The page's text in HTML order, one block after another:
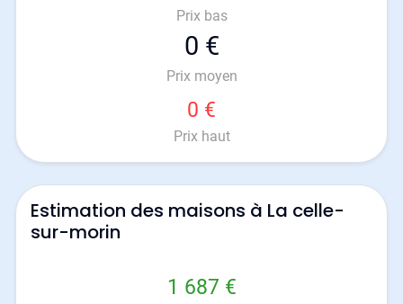
Prix bas
0 €
Prix moyen
0 €
Prix haut
Estimation des maisons à La celle-
sur-morin
1 687 €